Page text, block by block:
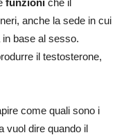
funzioni che il
anche la sede in cui
base al sesso.
il testosterone,
come quali sono i
vuol dire quando il